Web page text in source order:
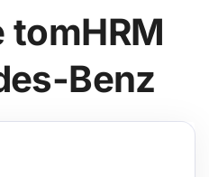
tomHRM
Benz